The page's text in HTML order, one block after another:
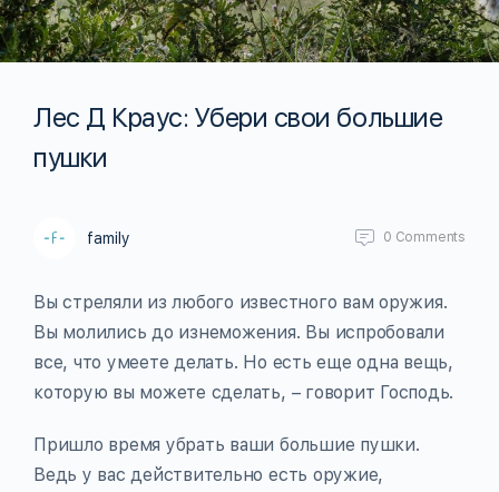
Лес Д Краус: Убери свои большие
пушки
family 0 Comments
Вы стреляли из любого известного вам оружия.
Вы молились до изнеможения. Вы испробовали
все, что умеете делать. Но есть еще одна вещь,
которую вы можете сделать, – говорит Господь.
Пришло время убрать ваши большие пушки.
Ведь у вас действительно есть оружие,